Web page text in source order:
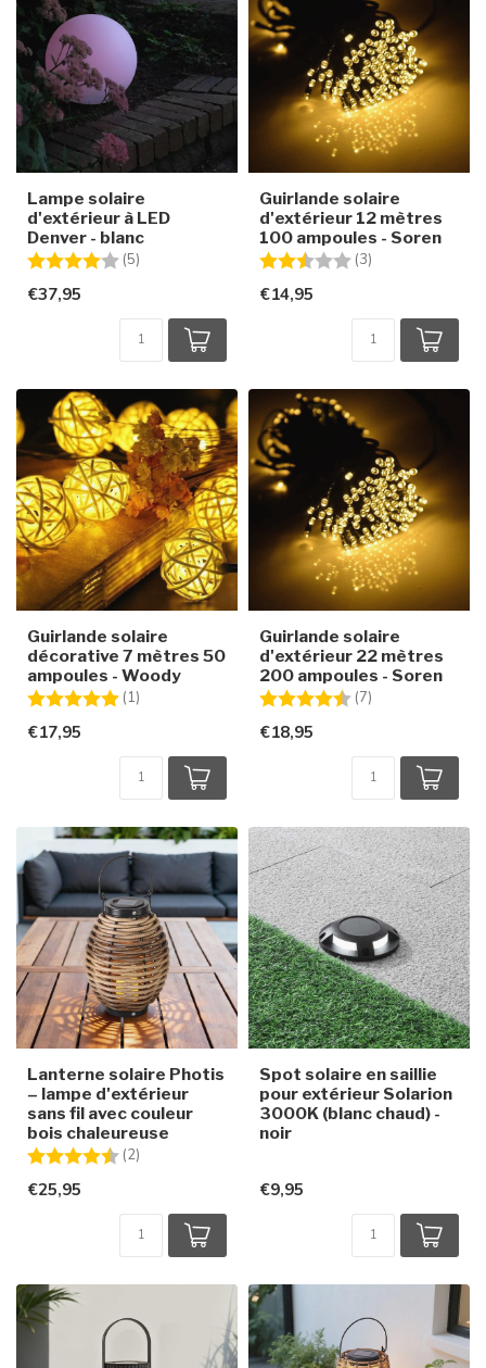
Lampe solaire
d'extérieur à LED
Denver - blanc
Note:
(5)
€37,95
Guirlande solaire
d'extérieur 12 mètres
100 ampoules - Soren
Note:
(3)
€14,95
Guirlande solaire
décorative 7 mètres 50
ampoules - Woody
Note:
(1)
€17,95
Guirlande solaire
d'extérieur 22 mètres
200 ampoules - Soren
Note:
(7)
€18,95
Lanterne solaire Photis
– lampe d'extérieur
sans fil avec couleur
bois chaleureuse
Note:
(2)
€25,95
Spot solaire en saillie
pour extérieur Solarion
3000K (blanc chaud) -
noir
€9,95